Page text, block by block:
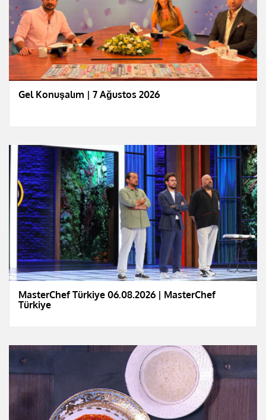
Gel Konuşalım | 7 Ağustos 2026
MasterChef Türkiye 06.08.2026 | MasterChef
Türkiye